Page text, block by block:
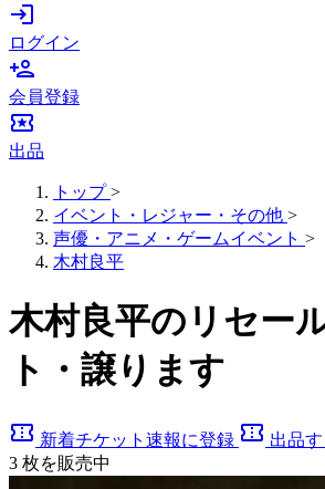
login
ログイン
person_add
会員登録
local_activity
出品
トップ >
イベント・レジャー・その他 >
声優・アニメ・ゲームイベント >
木村良平
木村良平のリセー
ト・譲ります
confirmation_number 新着チケット速報に登録 confirmation_number 出品す
3 枚を販売中